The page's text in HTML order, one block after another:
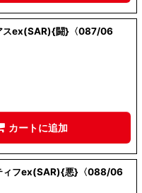
スex(SAR){闘}〈087/06
カートに追加
ィフex(SAR){悪}〈088/06